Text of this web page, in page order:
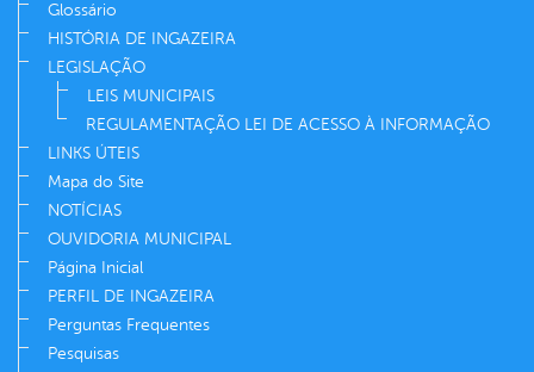
Glossário
HISTÓRIA DE INGAZEIRA
LEGISLAÇÃO
LEIS MUNICIPAIS
REGULAMENTAÇÃO LEI DE ACESSO À INFORMAÇÃO
LINKS ÚTEIS
Mapa do Site
NOTÍCIAS
OUVIDORIA MUNICIPAL
Página Inicial
PERFIL DE INGAZEIRA
Perguntas Frequentes
Pesquisas